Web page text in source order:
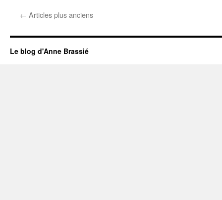
← Articles plus anciens
Le blog d'Anne Brassié